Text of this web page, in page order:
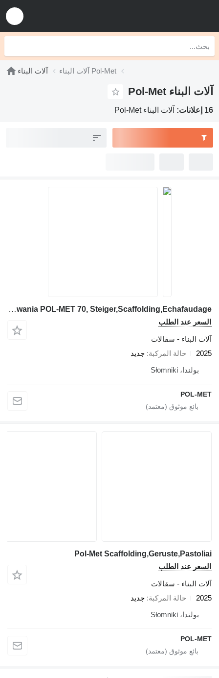
آلات البناء آلات البناء Pol-Met
آلات البناء Pol-Met
16 إعلانات: آلات البناء Pol-Met
Pol-Met Rusztowania POL-MET 70, Steiger,Scaffolding,Echafaudage
السعر عند الطلب
آلات البناء - سقالات
2025
حالة المركبة جديد
بولندا، Słomniki
POL-MET
Pol-Met Scaffolding,Geruste,Pastoliai
السعر عند الطلب
آلات البناء - سقالات
2025
حالة المركبة جديد
بولندا، Słomniki
POL-MET